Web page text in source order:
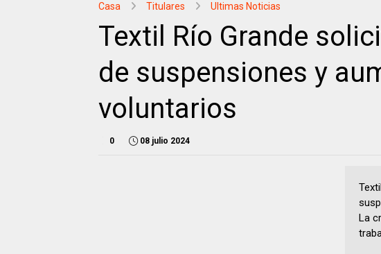
Casa Titulares Ultimas Noticias
Textil Río Grande
de suspensiones y
voluntarios
0 08 julio 2024
La